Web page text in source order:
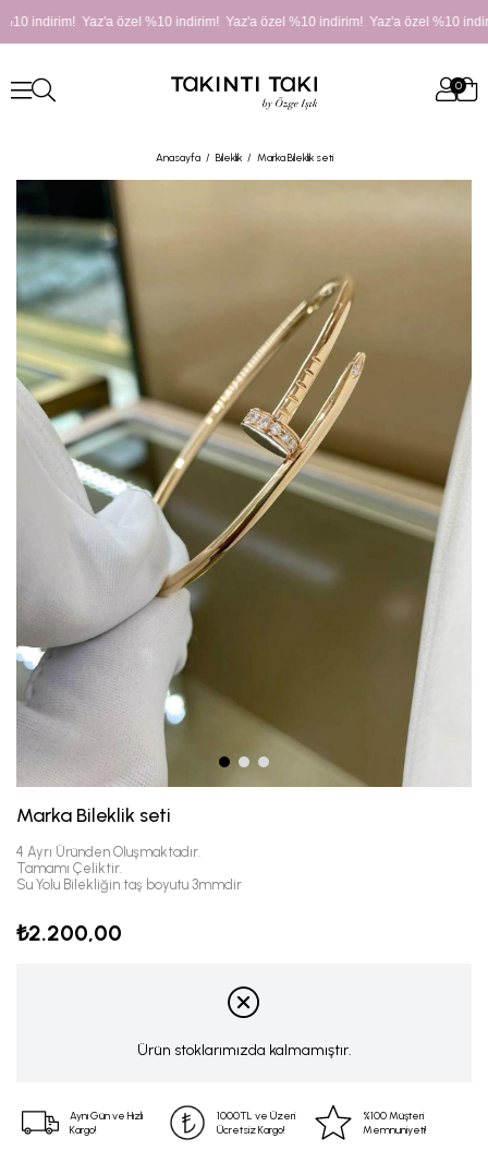
indirim! Yaz'a özel %10 indirim! Yaz'a özel %10 indirim! Yaz'a özel %10
0
Anasayfa Bileklik Marka Bileklik seti
Marka Bileklik seti
4 Ayrı Üründen Oluşmaktadır.
Tamamı Çeliktir.
Su Yolu Bilekliğin taş boyutu 3mmdir
₺2.200,00
Ürün stoklarımızda kalmamıştır.
Aynı Gün ve Hızlı
Kargo!
1000TL ve Üzeri
Ücretsiz Kargo!
%100 Müşteri
Memnuniyeti!